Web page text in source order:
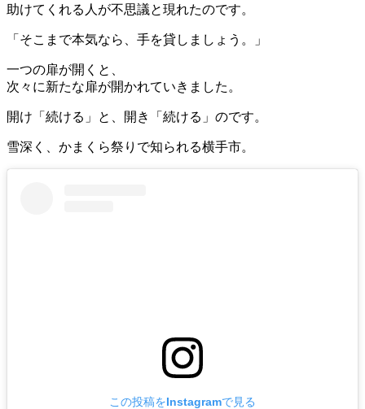
助けてくれる人が不思議と現れたのです。
「そこまで本気なら、手を貸しましょう。」
一つの扉が開くと、
次々に新たな扉が開かれていきました。
開け「続ける」と、開き「続ける」のです。
雪深く、かまくら祭りで知られる横手市。
この投稿をInstagramで見る